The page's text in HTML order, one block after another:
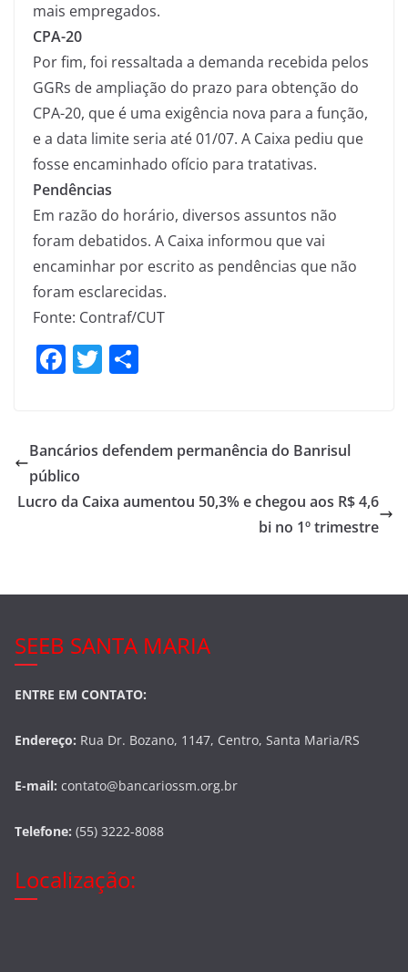
mais empregados.
CPA-20
Por fim, foi ressaltada a demanda recebida pelos
GGRs de ampliação do prazo para obtenção do
CPA-20, que é uma exigência nova para a função,
e a data limite seria até 01/07. A Caixa pediu que
fosse encaminhado ofício para tratativas.
Pendências
Em razão do horário, diversos assuntos não
foram debatidos. A Caixa informou que vai
encaminhar por escrito as pendências que não
foram esclarecidas.
Fonte: Contraf/CUT
F
e
b
o
T
er e
Bancários defendem permanência do Banrisul
público
Lucro da Caixa aumentou 50,3% e chegou aos R$ 4,6
bi no 1º trimestre
SEEB SANTA MARIA
ENTRE EM CONTATO:
Endereço: Rua Dr. Bozano, 1147, Centro, Santa Maria/RS
E-mail: contato@bancariossm.org.br
Telefone: (55) 3222-8088
Localização: